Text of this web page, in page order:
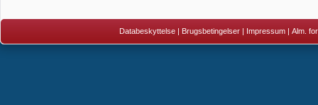
Databeskyttelse | Brugsbetingelser | Impressum | Alm.